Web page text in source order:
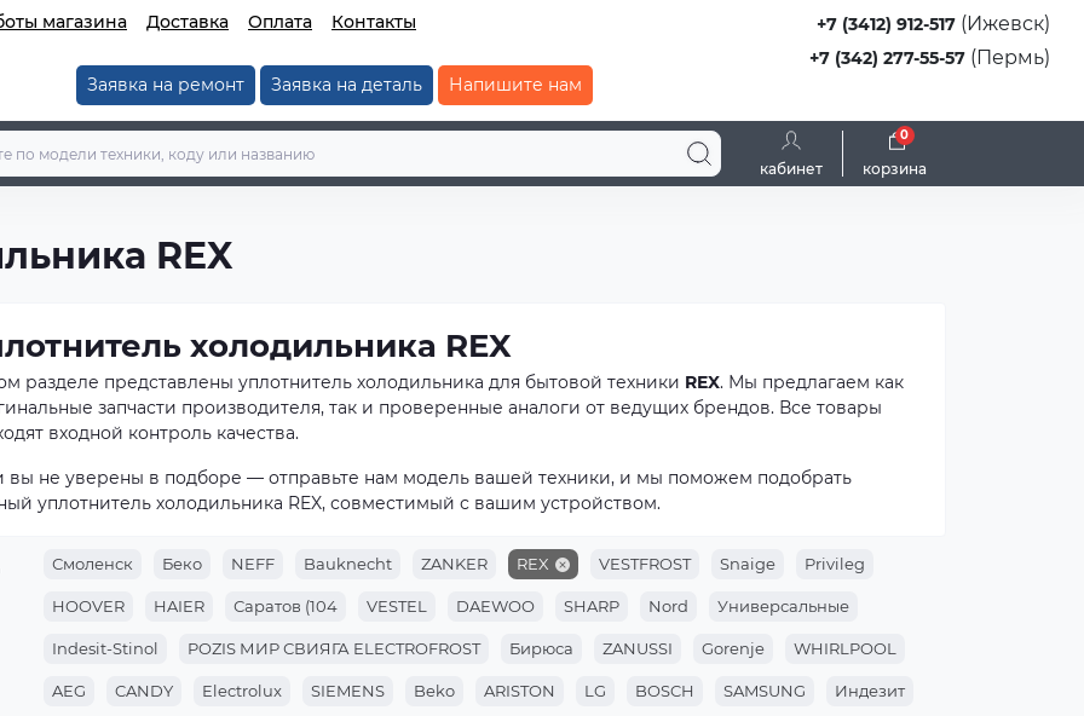
магазина Доставка Оплата Контакты
Заявка на ремонт Заявка на деталь Напишите нам
+7 (3412) 912-517 (Ижевск)
+7 (342) 277-55-57 (Пермь)
кабинет корзина
0
REX
холодильника REX
разделе представлены уплотнитель холодильника для бытовой техники REX. Мы предлагаем как
запчасти производителя, так и проверенные аналоги от ведущих брендов. Все товары
входной контроль качества.
вы не уверены в подборе — отправьте нам модель вашей техники, и мы поможем подобрать
уплотнитель холодильника REX, совместимый с вашим устройством.
Смоленск Беко NEFF Bauknecht ZANKER REX VESTFROST Snaige Privileg
HOOVER HAIER Саратов (104 VESTEL DAEWOO SHARP Nord Универсальные
Indesit-Stinol POZIS МИР СВИЯГА ELECTROFROST Бирюса ZANUSSI Gorenje WHIRLPOOL
AEG CANDY Electrolux SIEMENS Beko ARISTON LG BOSCH SAMSUNG Индезит